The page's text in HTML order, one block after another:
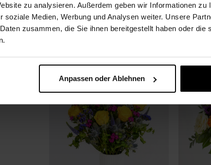
zu analysieren. Außerdem geben wir Informationen zu
soziale Medien, Werbung und Analysen weiter. Unsere
zusammen, die Sie ihnen bereitgestellt haben oder die
Anpassen oder Ablehnen
29,99 €